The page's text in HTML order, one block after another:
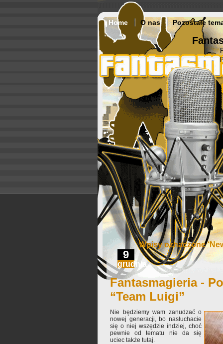
Home O nas Pozostałe
Wpisy oznaczone
9
grudnia
Fantasmagieria -
“Team Luigi”
Nie będziemy wam zanudzać o
nowej generacji, bo nasłuchacie
się o niej wszędzie indziej, choć
pewnie od tematu nie da się
uciec także tutaj.